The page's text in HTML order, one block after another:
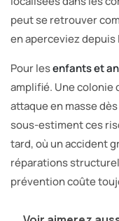
peut se retrouver
en aperceviez depuis
Pour lesenfants et
amplifié. Une colonie
attaque en masse
sous-estiment ces
tard, où un accident
réparations
prévention coûte